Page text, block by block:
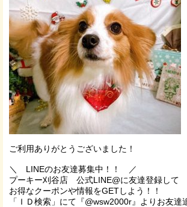
ご利用ありがとうございました！
＼ LINEのお友達募集中！！ ／
プーキー刈谷店 公式LINE@に友達登録して
お得なクーポンや情報をGETしよう！！
「ＩＤ検索」にて『@wsw2000r』よりお友